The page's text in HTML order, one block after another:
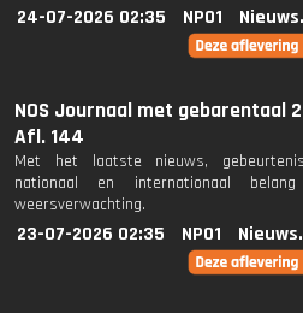
24-07-2026 02:35 NPO1
NOS Journaal met gebarentaal
Afl. 144
Met het laatste nieuws,
nationaal en internationaal
weersverwachting.
23-07-2026 02:35 NPO1